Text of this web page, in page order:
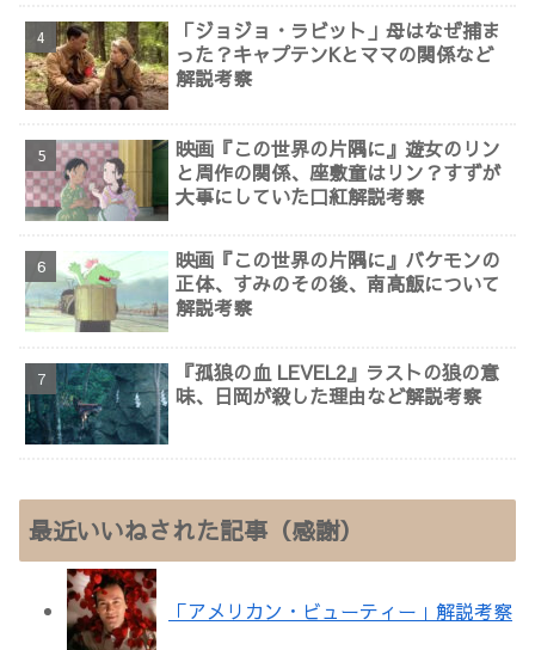
「ジョジョ・ラビット」母はなぜ捕ま
った？キャプテンKとママの関係など
解説考察
映画『この世界の片隅に』遊女のリン
と周作の関係、座敷童はリン？すずが
大事にしていた口紅解説考察
映画『この世界の片隅に』バケモンの
正体、すみのその後、南高飯について
解説考察
『孤狼の血 LEVEL2』ラストの狼の意
味、日岡が殺した理由など解説考察
最近いいねされた記事（感謝）
「アメリカン・ビューティー」解説考察